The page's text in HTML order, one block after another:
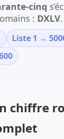
cinq
: DXLV.
Liste 1 →
chiffre